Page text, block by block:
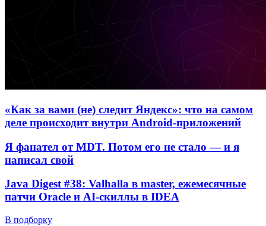
«Как за вами (не) следит Яндекс»: что на самом
деле происходит внутри Android-приложений
Я фанател от MDT. Потом его не стало — и я
написал свой
Java Digest #38: Valhalla в master, ежемесячные
патчи Oracle и AI-скиллы в IDEA
В подборку